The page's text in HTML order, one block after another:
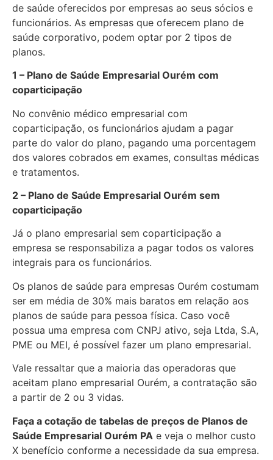
de saúde oferecidos por empresas ao seus sócios e
funcionários. As empresas que oferecem plano de
saúde corporativo, podem optar por 2 tipos de
planos.
1 – Plano de Saúde Empresarial Ourém com
coparticipação
No convênio médico empresarial com
coparticipação, os funcionários ajudam a pagar
parte do valor do plano, pagando uma porcentagem
dos valores cobrados em exames, consultas médicas
e tratamentos.
2 – Plano de Saúde Empresarial Ourém sem
coparticipação
Já o plano empresarial sem coparticipação a
empresa se responsabiliza a pagar todos os valores
integrais para os funcionários.
Os planos de saúde para empresas Ourém costumam
ser em média de 30% mais baratos em relação aos
planos de saúde para pessoa física. Caso você
possua uma empresa com CNPJ ativo, seja Ltda, S.A,
PME ou MEI, é possível fazer um plano empresarial.
Vale ressaltar que a maioria das operadoras que
aceitam plano empresarial Ourém, a contratação são
a partir de 2 ou 3 vidas.
Faça a cotação de tabelas de preços de Planos de
Saúde Empresarial Ourém PA e veja o melhor custo
X benefício conforme a necessidade da sua empresa.